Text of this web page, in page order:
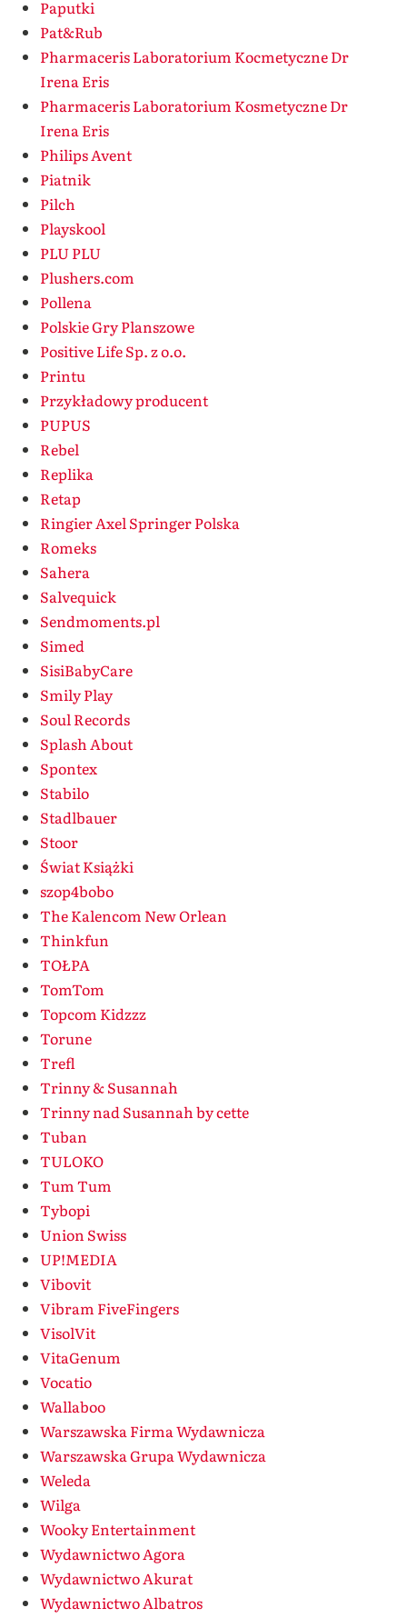
Paputki
Pat&Rub
Pharmaceris Laboratorium Kocmetyczne Dr
Irena Eris
Pharmaceris Laboratorium Kosmetyczne Dr
Irena Eris
Philips Avent
Piatnik
Pilch
Playskool
PLU PLU
Plushers.com
Pollena
Polskie Gry Planszowe
Positive Life Sp. z o.o.
Printu
Przykładowy producent
PUPUS
Rebel
Replika
Retap
Ringier Axel Springer Polska
Romeks
Sahera
Salvequick
Sendmoments.pl
Simed
SisiBabyCare
Smily Play
Soul Records
Splash About
Spontex
Stabilo
Stadlbauer
Stoor
Świat Książki
szop4bobo
The Kalencom New Orlean
Thinkfun
TOŁPA
TomTom
Topcom Kidzzz
Torune
Trefl
Trinny & Susannah
Trinny nad Susannah by cette
Tuban
TULOKO
Tum Tum
Tybopi
Union Swiss
UP!MEDIA
Vibovit
Vibram FiveFingers
VisolVit
VitaGenum
Vocatio
Wallaboo
Warszawska Firma Wydawnicza
Warszawska Grupa Wydawnicza
Weleda
Wilga
Wooky Entertainment
Wydawnictwo Agora
Wydawnictwo Akurat
Wydawnictwo Albatros